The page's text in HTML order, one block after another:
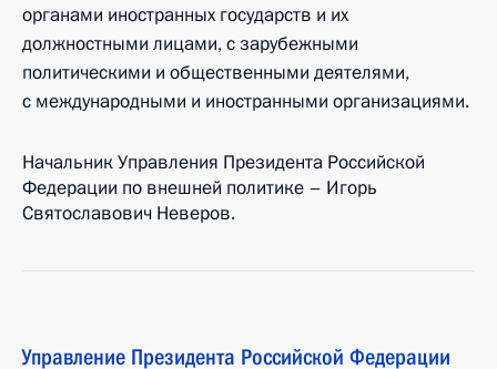
органами иностранных государств и их
должностными лицами, с зарубежными
политическими и общественными деятелями,
с международными и иностранными организациями.
Начальник Управления Президента Российской
Федерации по внешней политике – Игорь
Святославович Неверов.
Управление Президента Российской Федерации